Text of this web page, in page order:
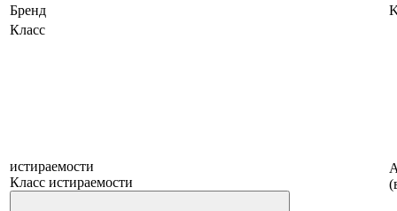
Бренд
Класс
истираемости
Класс истираемости